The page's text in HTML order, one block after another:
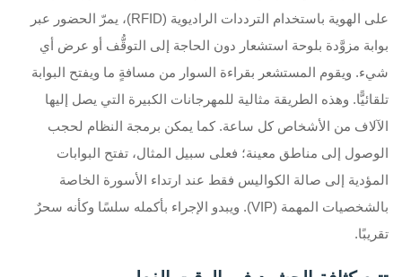
على الهوية باستخدام الترددات الراديوية (RFID)، يمرّ الحضور عبر
بوابة مزوَّدة بلوحة استشعار دون الحاجة إلى التوقُّف أو عرض أي
شيء. ويقوم المستشعر بقراءة السوار من مسافةٍ ما ويفتح البوابة
تلقائيًّا. وهذه الطريقة مثالية للمهرجانات الكبيرة التي يصل إليها
الآلاف من الأشخاص كل ساعة. كما يمكن برمجة النظام لحجب
الوصول إلى مناطق معينة؛ فعلى سبيل المثال، تفتح البوابات
المؤدية إلى صالة الكواليس فقط عند ارتداء الأسورة الخاصة
بالشخصيات المهمة (VIP). ويبدو الإجراء بأكمله سلسًا وكأنه سحرٌ
تقريبًا.